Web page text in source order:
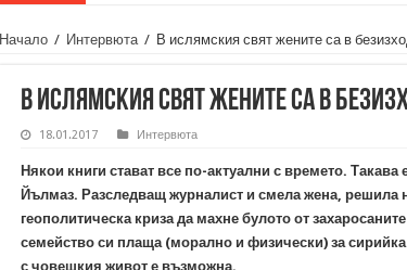
Начало / Интервюта / В ислямския свят жените са в
В ислямския свят жените са в
18.01.2017 Интервюта
Някои книги стават все по-актуални с времето. Такава
Йълмаз. Разследващ журналист и смела жена, решила
геополитическа криза да махне булото от
семейство си плаща (морално и физически) за
с човешкия живот е възможна.